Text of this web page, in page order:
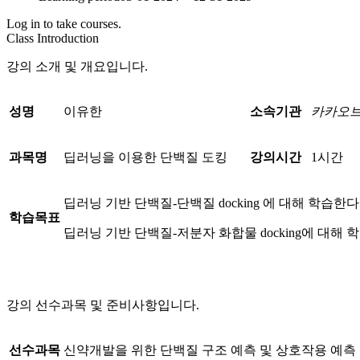
Log in to take courses.
Class Introduction
강의 소개 및 개요입니다.
성명 이유한 소속기관 카카오
과목명 딥러닝을 이용한 단백질 도킹 강의시간 1시간
학습목표
딥러닝 기반 단백질-단백질 docking 에 대해 학습한
딥러닝 기반 단백질-저분자 화합물 docking에 대해
강의 선수과목 및 준비사항입니다.
선수과목 신약개발을 위한 단백질 구조 예측 및 상호작용 예측